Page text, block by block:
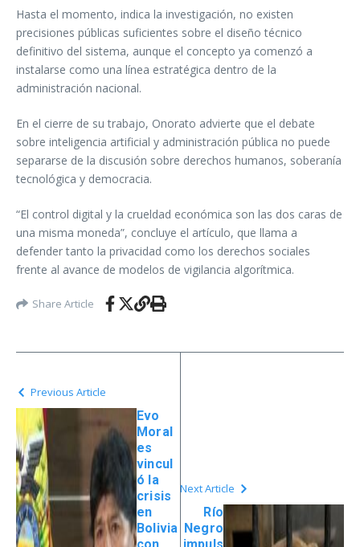
Hasta el momento, indica la investigación, no existen
precisiones públicas suficientes sobre el diseño técnico
definitivo del sistema, aunque el concepto ya comenzó a
instalarse como una línea estratégica dentro de la
administración nacional.
En el cierre de su trabajo, Onorato advierte que el debate
sobre inteligencia artificial y administración pública no puede
separarse de la discusión sobre derechos humanos, soberanía
tecnológica y democracia.
“El control digital y la crueldad económica son las dos caras de
una misma moneda”, concluye el artículo, que llama a
defender tanto la privacidad como los derechos sociales
frente al avance de modelos de vigilancia algorítmica.
Share Article
Previous Article
Evo
Moral
es
vincul
ó la
crisis
en
Bolivia
Next Article
Río
Negro